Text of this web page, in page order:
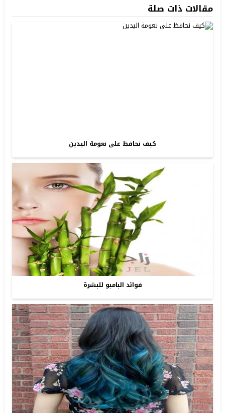
مقالات ذات صلة
كيف نحافظ على نعومة اليدين
فوائد البامبو للبشرة